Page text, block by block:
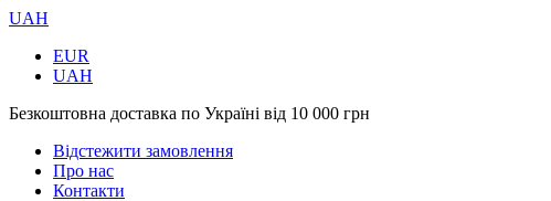
UAH
EUR
UAH
Безкоштовна доставка по Україні від 10 000 грн
Відстежити замовлення
Про нас
Контакти